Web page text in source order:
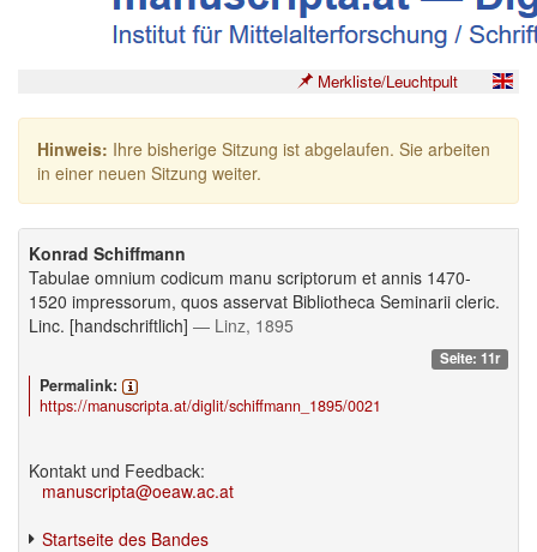
Merkliste/Leuchtpult
Hinweis: Ihre bisherige Sitzung ist abgelaufen. Sie arbeiten
in einer neuen Sitzung weiter.
Konrad Schiffmann
Tabulae omnium codicum manu scriptorum et annis 1470-
1520 impressorum, quos asservat Bibliotheca Seminarii cleric.
Linc. [handschriftlich] — Linz, 1895
Seite: 11r
Permalink:
https://manuscripta.at/diglit/schiffmann_1895/0021
Kontakt und Feedback:
manuscripta@oeaw.ac.at
Startseite des Bandes